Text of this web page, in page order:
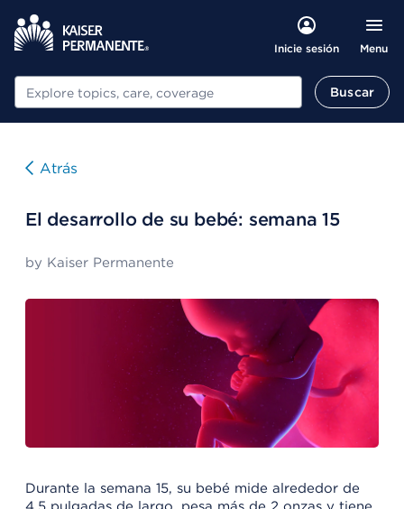
Inicie sesión Menu
Buscar Buscar
Atrás
El desarrollo de su bebé: semana 15
by Kaiser Permanente
Durante la semana 15, su bebé mide alrededor de